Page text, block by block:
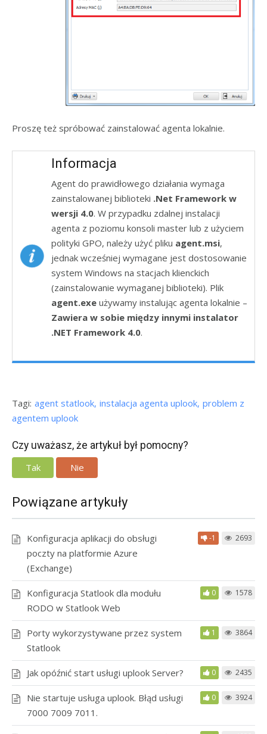
Proszę też spróbować zainstalować agenta lokalnie.
Informacja
Agent do prawidłowego działania wymaga
zainstalowanej biblioteki .Net Framework w
wersji 4.0. W przypadku zdalnej instalacji
agenta z poziomu konsoli master lub z użyciem
polityki GPO, należy użyć pliku agent.msi,
jednak wcześniej wymagane jest dostosowanie
system Windows na stacjach klienckich
(zainstalowanie wymaganej biblioteki). Plik
agent.exe używamy instalując agenta lokalnie –
Zawiera w sobie między innymi instalator
.NET Framework 4.0.
Tagi: agent statlook instalacja agenta uplook problem z
agentem uplook
Czy uważasz, że artykuł był pomocny?
Tak
Nie
Powiązane artykuły
Konfiguracja aplikacji do obsługi
poczty na platformie Azure
(Exchange)
-1 2693
Konfiguracja Statlook dla modułu
RODO w Statlook Web
0 1578
Porty wykorzystywane przez system
Statlook
1 3864
Jak opóźnić start usługi uplook Server? 0 2435
Nie startuje usługa uplook. Błąd usługi
7000 7009 7011.
0 3924